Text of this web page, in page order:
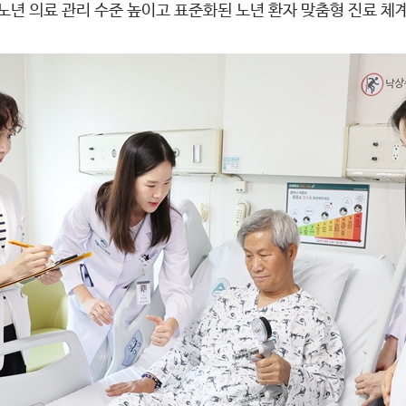
년 의료 관리 수준 높이고 표준화된 노년 환자 맞춤형 진료 체